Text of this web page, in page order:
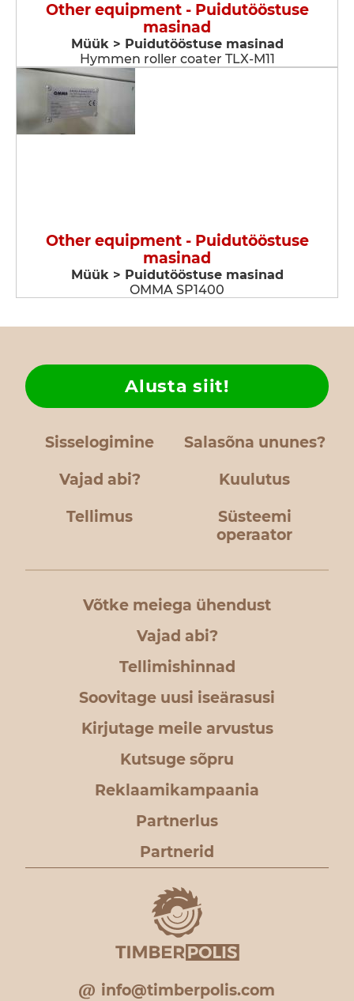
Other equipment - Puidutööstuse
masinad
Müük > Puidutööstuse masinad
Hymmen roller coater TLX-M11
Other equipment - Puidutööstuse
masinad
Müük > Puidutööstuse masinad
OMMA SP1400
Sisselogimine Salasõna ununes?
Vajad abi?
Alusta siit!
Kuulutus
Tellimus
Süsteemi
operaator
Võtke meiega ühendust
Vajad abi?
Tellimishinnad
Soovitage uusi iseärasusi
Kirjutage meile arvustus
Kutsuge sõpru
Reklaamikampaania
Partnerlus
Partnerid
info@timberpolis.com